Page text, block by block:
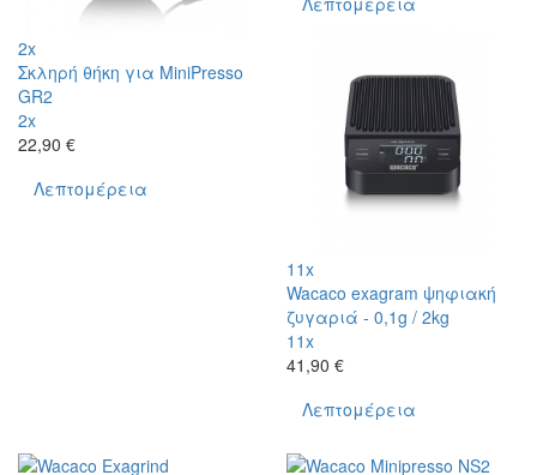
2x
Σκληρή θήκη για MiniPresso
GR2
2x
22,90 €
Λεπτομέρεια
11x
Wacaco exagram ψηφιακή
ζυγαριά - 0,1g / 2kg
11x
41,90 €
Λεπτομέρεια